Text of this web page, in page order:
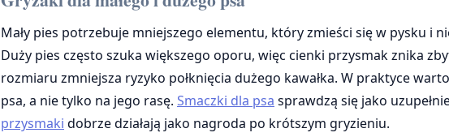
Mały pies potrzebuje mniejszego elementu, który zmieści się w pysku i
Duży pies często szuka większego oporu, więc cienki przysmak znika
rozmiaru zmniejsza ryzyko połknięcia dużego kawałka. W praktyce
psa, a nie tylko na jego rasę. Smaczki dla psa sprawdzą się jako
przysmaki dobrze działają jako nagroda po krótszym gryzieniu.